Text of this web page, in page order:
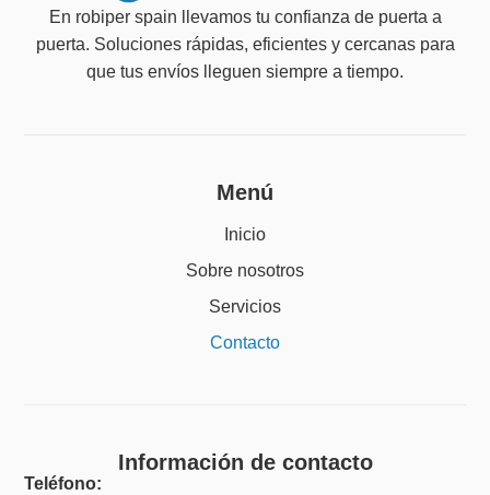
En robiper spain llevamos tu confianza de puerta a
puerta. Soluciones rápidas, eficientes y cercanas para
que tus envíos lleguen siempre a tiempo.
Menú
Inicio
Sobre nosotros
Servicios
Contacto
Información de contacto
Teléfono: